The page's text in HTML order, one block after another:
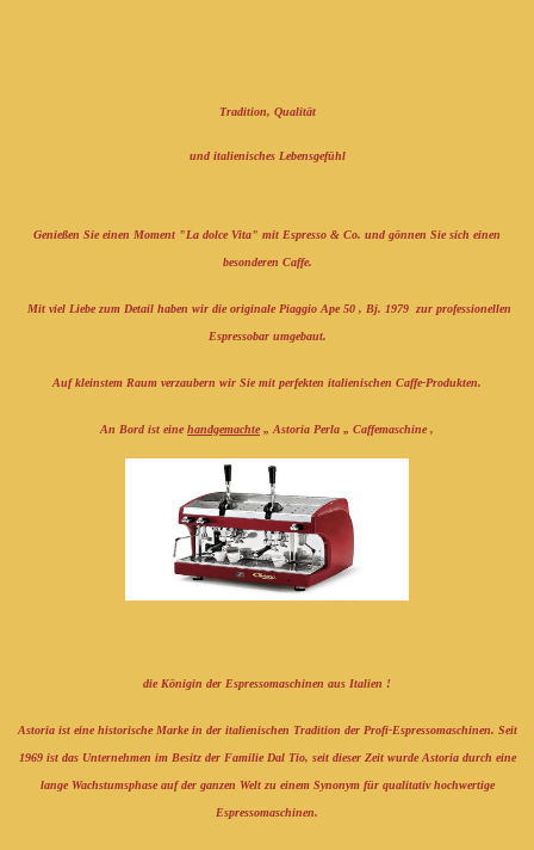
Tradition, Qualität
und italienisches Lebensgefühl
Genießen Sie einen Moment "La dolce Vita" mit Espresso & Co. und gönnen Sie sich einen
besonderen Caffe.
Mit viel Liebe zum Detail haben wir die originale Piaggio Ape 50 , Bj. 1979 zur professionellen
Espressobar umgebaut.
Auf kleinstem Raum verzaubern wir Sie mit perfekten italienischen Caffe-Produkten.
An Bord ist eine handgemachte „ Astoria Perla „ Caffemaschine ,
die Königin der Espressomaschinen aus Italien !
Astoriaist eine historische Marke in der italienischen Tradition der Profi-Espressomaschinen. Seit
1969 ist das Unternehmen im Besitz der Familie Dal Tio, seit dieser Zeit wurde Astoria durch eine
lange Wachstumsphase auf der ganzen Welt zu einem Synonym für qualitativ hochwertige
Espressomaschinen.